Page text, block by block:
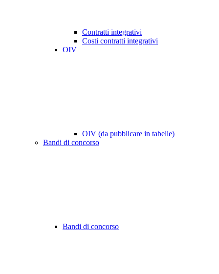
Contratti integrativi
Costi contratti integrativi
OIV
OIV (da pubblicare in tabelle)
Bandi di concorso
Bandi di concorso